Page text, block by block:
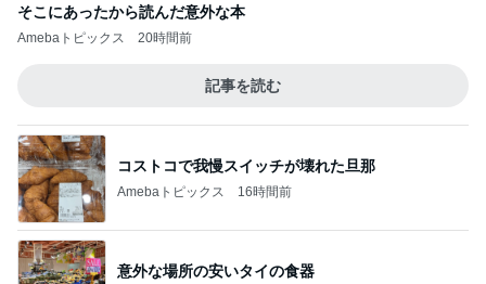
そこにあったから読んだ意外な本
Amebaトピックス 20時間前
記事を読む
コストコで我慢スイッチが壊れた旦那
Amebaトピックス 16時間前
意外な場所の安いタイの食器